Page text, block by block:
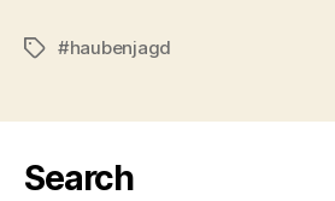
Schlagwörter
#haubenjagd
Search